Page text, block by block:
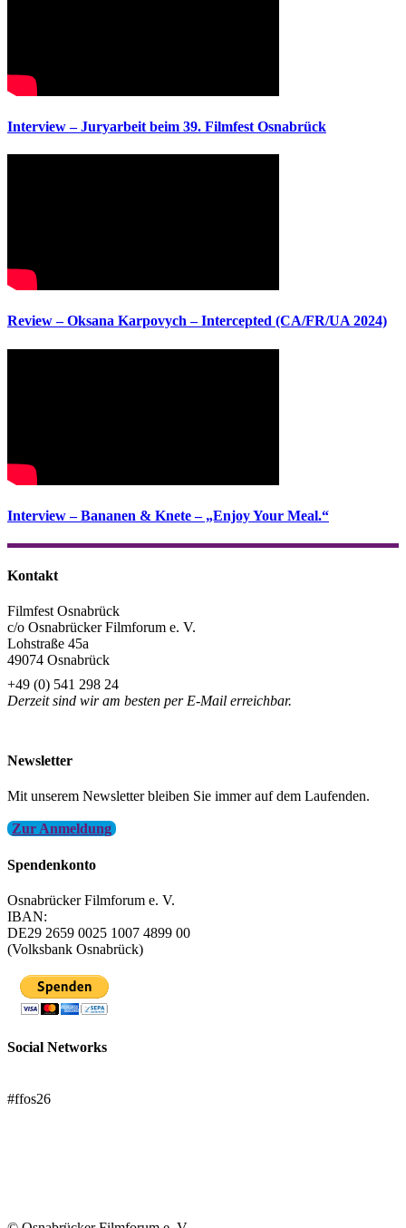
Interview – Juryarbeit beim 39. Filmfest Osnabrück
Review – Oksana Karpovych – Intercepted (CA/FR/UA 2024)
Interview – Bananen & Knete – „Enjoy Your Meal.“
Kontakt
Filmfest Osnabrück
c/o Osnabrücker Filmforum e. V.
Lohstraße 45a
49074 Osnabrück
+49 (0) 541 298 24
Derzeit sind wir am besten per E-Mail erreichbar.
Newsletter
Mit unserem Newsletter bleiben Sie immer auf dem Laufenden.
Zur Anmeldung
Spendenkonto
Osnabrücker Filmforum e. V.
IBAN:
DE29 2659 0025 1007 4899 00
(Volksbank Osnabrück)
Social Networks
#ffos26